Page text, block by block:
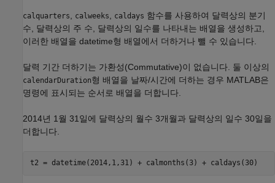
calquarters calweeks caldays 함수를 사용하여 달력상의 분기
수, 달력상의 주 수, 달력상의 일수를 나타내는 배열을 생성하고,
이러한 배열을 datetime형 배열에서 더하거나 뺄 수 있습니다.
달력 기간 더하기는 가환성(Commutative)이 없습니다. 둘 이상의
calendarDuration형 배열을 날짜/시간에 더하는 경우 MATLAB은
명령에 표시되는 순서로 배열을 더합니다.
2014년 1월 31일에 달력상의 월수 3개월과 달력상의 일수 30일을
더합니다.
t2 = datetime(2014,1,31) + calmonths(3) + caldays(30)